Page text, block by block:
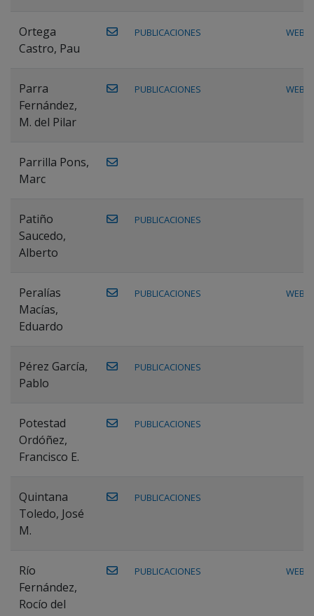
Ortega
Castro, Pau
PUBLICACIONES WEB
Parra
Fernández,
M. del Pilar
PUBLICACIONES WEB
Parrilla Pons,
Marc
Patiño
Saucedo,
Alberto
PUBLICACIONES
Peralías
Macías,
Eduardo
PUBLICACIONES WEB
Pérez García,
Pablo
PUBLICACIONES
Potestad
Ordóñez,
Francisco E.
PUBLICACIONES
Quintana
Toledo, José
M.
PUBLICACIONES
Río
Fernández,
Rocío del
PUBLICACIONES WEB